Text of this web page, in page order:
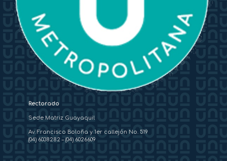
Rectorado
Sede Matriz Guayaquil
Av. Francisco Boloña y 1er callejón No. 519
(04) 6038282 –(04) 6026609